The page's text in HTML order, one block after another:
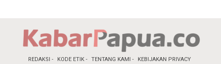
REDAKSI KODE ETIK TENTANG KAMI KEBIJAKAN PRIVACY